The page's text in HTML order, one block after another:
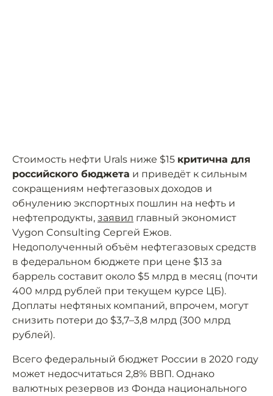
Стоимость нефти Urals ниже $15 критична для
российского бюджета и приведёт к сильным
сокращениям нефтегазовых доходов и
обнулению экспортных пошлин на нефть и
нефтепродукты, заявил главный экономист
Vygon Consulting Сергей Ежов.
Недополученный объём нефтегазовых средств
в федеральном бюджете при цене $13 за
баррель составит около $5 млрд в месяц (почти
400 млрд рублей при текущем курсе ЦБ).
Доплаты нефтяных компаний, впрочем, могут
снизить потери до $3,7–3,8 млрд (300 млрд
рублей).
Всего федеральный бюджет России в 2020 году
может недосчитаться 2,8% ВВП. Однако
валютных резервов из Фонда национального